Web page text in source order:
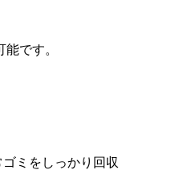
です。
ミをしっかり回収